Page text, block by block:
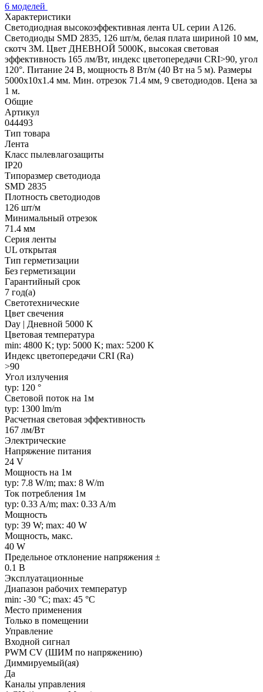
6 моделей
Характеристики
Светодиодная высокоэффективная лента UL серии A126.
Светодиоды SMD 2835, 126 шт/м, белая плата шириной 10 мм,
скотч 3M. Цвет ДНЕВНОЙ 5000K, высокая световая
эффективность 165 лм/Вт, индекс цветопередачи CRI>90, угол
120°. Питание 24 В, мощность 8 Вт/м (40 Вт на 5 м). Размеры
5000x10x1.4 мм. Мин. отрезок 71.4 мм, 9 светодиодов. Цена за
1 м.
Общие
Артикул
044493
Тип товара
Лента
Класс пылевлагозащиты
IP20
Типоразмер светодиода
SMD 2835
Плотность светодиодов
126 шт/м
Минимальный отрезок
71.4 мм
Серия ленты
UL открытая
Тип герметизации
Без герметизации
Гарантийный срок
7 год(а)
Светотехнические
Цвет свечения
Day | Дневной 5000 K
Цветовая температура
min: 4800 K; typ: 5000 K; max: 5200 K
Индекс цветопередачи CRI (Ra)
>90
Угол излучения
typ: 120 °
Световой поток на 1м
typ: 1300 lm/m
Расчетная световая эффективность
167 лм/Вт
Электрические
Напряжение питания
24 V
Мощность на 1м
typ: 7.8 W/m; max: 8 W/m
Ток потребления 1м
typ: 0.33 A/m; max: 0.33 A/m
Мощность
typ: 39 W; max: 40 W
Мощность, макс.
40 W
Предельное отклонение напряжения ±
0.1 В
Эксплуатационные
Диапазон рабочих температур
min: -30 °C; max: 45 °C
Место применения
Только в помещении
Управление
Входной сигнал
PWM СV (ШИМ по напряжению)
Диммируемый(ая)
Да
Каналы управления